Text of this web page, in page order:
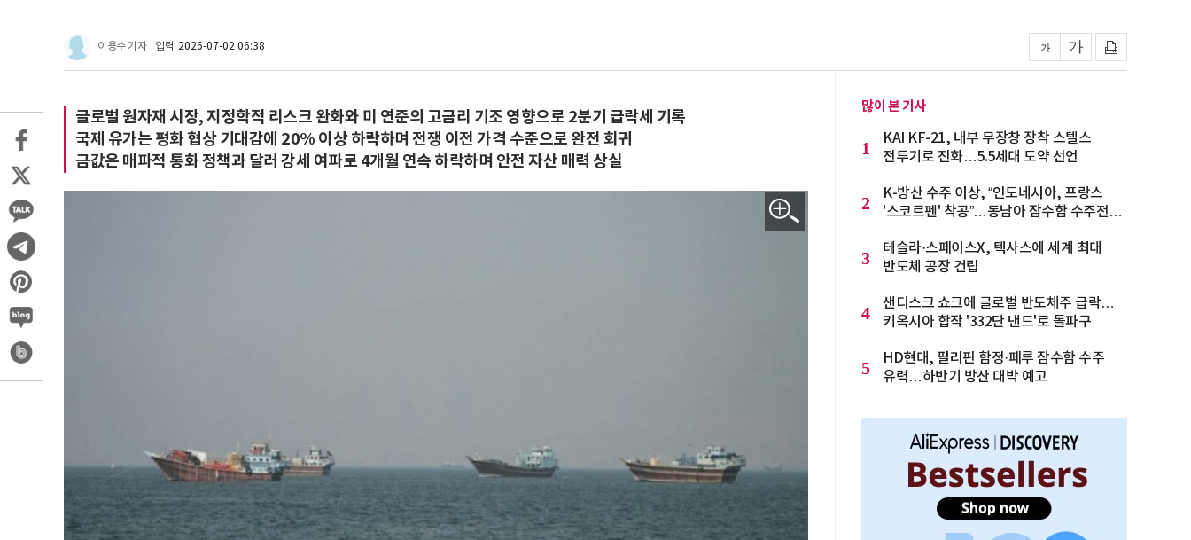
이용수 기자 입력 2026-07-02 06:38
글로벌 원자재 시장, 지정학적 리스크 완화와 미 연준의 고금리 기조 영향으로 2분기 급락세 기록
국제 유가는 평화 협상 기대감에 20% 이상 하락하며 전쟁 이전 가격 수준으로 완전 회귀
금값은 매파적 통화 정책과 달러 강세 여파로 4개월 연속 하락하며 안전 자산 매력 상실
많이 본 기사
1
KAI KF-21, 내부 무장창 장착 스텔스
전투기로 진화…5.5세대 도약 선언
2
K-방산 수주 이상, “인도네시아, 프랑스
'스코르펜' 착공”…동남아 잠수함 수주전
3
테슬라·스페이스X, 텍사스에 세계 최대
반도체 공장 건립
4
샌디스크 쇼크에 글로벌 반도체주 급락…
키옥시아 합작 '332단 낸드'로 돌파구
5
HD현대, 필리핀 함정·페루 잠수함 수주
유력…하반기 방산 대박 예고